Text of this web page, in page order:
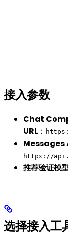
接入参数
Chat
URL ：
Messages
https://
推荐验证模
选择接入工